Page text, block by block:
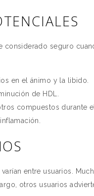
seguro
en el ánimo y la libido.
de HDL.
compuestos durante
entre usuarios.
otros usuarios